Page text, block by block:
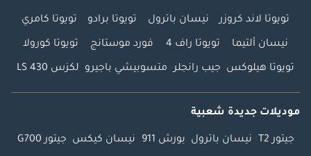
تويوتا لاند كروزر نيسان باترول تويوتا برادو تويوتا كامري
نيسان ألتيما تويوتا راف 4 فورد موستانج تويوتا كورولا
تويوتا هيلوكس جيب رانجلر متسوبيشي باجيرو لكزس LS 430
موديلات جديدة شعبية
جيتور T2 نيسان باترول بورش 911 نيسان كيكس جيتور G700